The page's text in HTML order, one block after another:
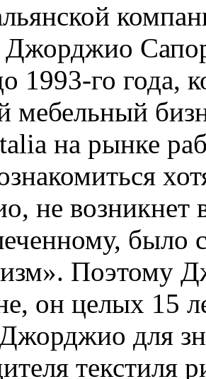
Джорджио
1993-го года,
мебельный
на рынке
не возникнет
было
Поэтому
он целых 15
для
текстиля